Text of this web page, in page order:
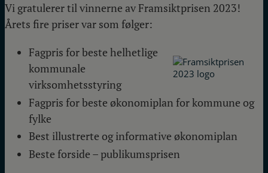
Vi gratulerer til vinnerne av Framsiktprisen 2023!
Årets fire priser var som følger:
Fagpris for beste helhetlige
kommunale
virksomhetsstyring
Fagpris for beste økonomiplan for kommune og
fylke
Best illustrerte og informative økonomiplan
Beste forside – publikumsprisen